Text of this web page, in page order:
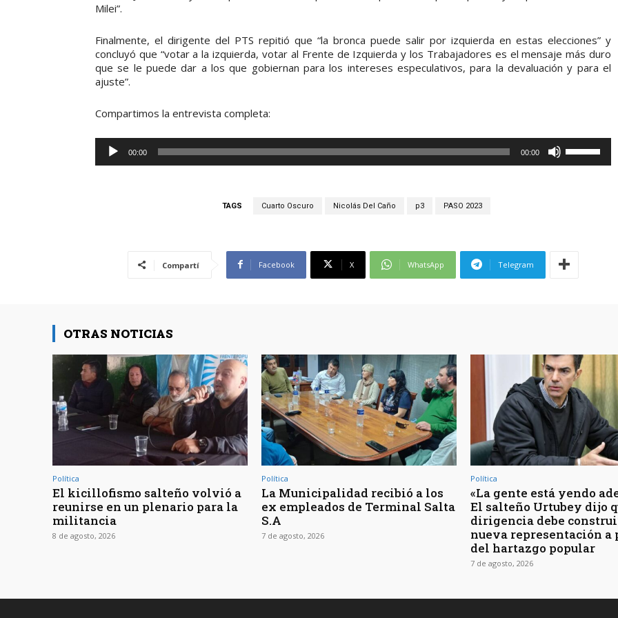
Milei”.
Finalmente, el dirigente del PTS repitió que “la bronca puede salir por izquierda en estas elecciones” y
concluyó que “votar a la izquierda, votar al Frente de Izquierda y los Trabajadores es el mensaje más duro
que se le puede dar a los que gobiernan para los intereses especulativos, para la devaluación y para el
ajuste”.
Compartimos la entrevista completa:
e
a
i
00:00 00:00
t
l
l
a
s
f
e
c
h
a
TAGS Cuarto Oscuro Nicolás Del Caño p3 PASO 2023
Compartí Facebook X WhatsApp Telegram
OTRAS NOTICIAS
Política
El kicillofismo salteño volvió a
reunirse en un plenario para la
militancia
8 de agosto, 2026
Política
La Municipalidad recibió a los
ex empleados de Terminal Salta
S.A
7 de agosto, 2026
Política
«La gente está yendo
El salteño Urtubey dijo
dirigencia debe
nueva representación a
del hartazgo popular
7 de agosto, 2026